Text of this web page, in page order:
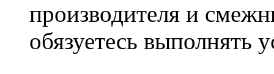
производителя и
обязуетесь выполнять